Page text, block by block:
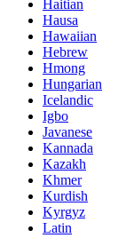
Haitian
Hausa
Hawaiian
Hebrew
Hmong
Hungarian
Icelandic
Igbo
Javanese
Kannada
Kazakh
Khmer
Kurdish
Kyrgyz
Latin